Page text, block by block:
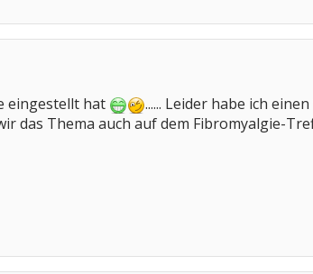
eingestellt hat
...... Leider habe ich
das Thema auch auf dem Fibromyalgie-